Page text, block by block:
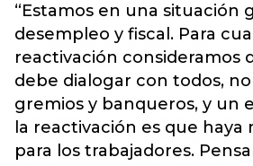
“Estamos en una situación
desempleo y fiscal. Para
reactivación consideramos
debe dialogar con todos,
gremios y banqueros, y un
la reactivación es que haya
para los trabajadores.